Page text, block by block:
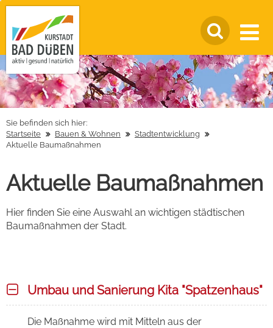
Sie befinden sich hier:
Startseite
Bauen & Wohnen
Stadtentwicklung
Aktuelle Baumaßnahmen
Aktuelle Baumaßnahmen
Hier finden Sie eine Auswahl an wichtigen städtischen
Baumaßnahmen der Stadt.
Umbau und Sanierung Kita "Spatzenhaus"
Die Maßnahme wird mit Mitteln aus der